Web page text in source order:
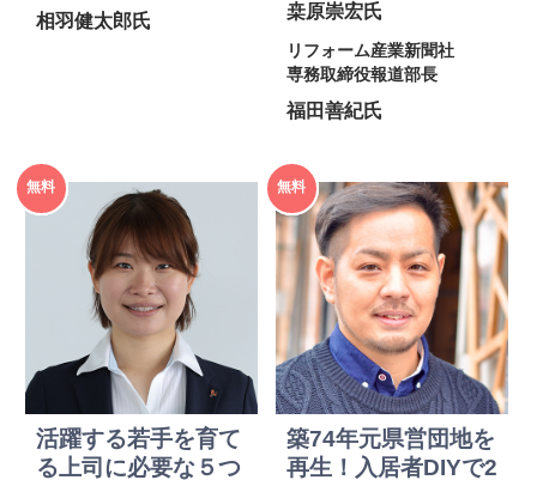
相羽健太郎氏 桒原崇宏氏
リフォーム産業新聞社
専務取締役報道部長
福田善紀氏
2025年
度
無料
活躍する若手を育て
る上司に必要な５つ
2025年
度
無料
築74年元県営団地を
再生！入居者DIYで2